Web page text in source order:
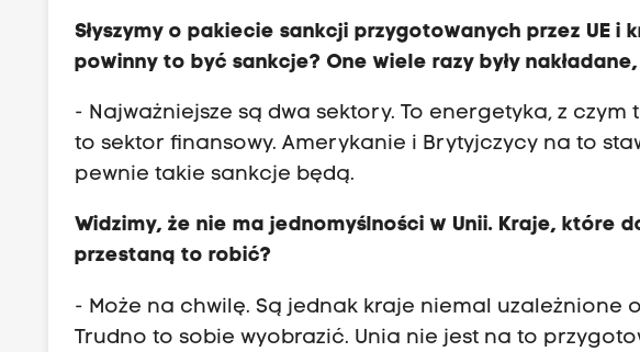
Słyszymy o pakiecie sankcji przygotowanych przez UE i
powinny to być sankcje? One wiele razy były
- Najważniejsze są dwa sektory. To energetyka, z
to sektor finansowy. Amerykanie i Brytyjczycy na to
pewnie takie sankcje będą.
Widzimy, że nie ma jednomyślności w Unii. Kraje, które
przestaną to robić?
- Może na chwilę. Są jednak kraje niemal uzależnione
Trudno to sobie wyobrazić. Unia nie jest na to